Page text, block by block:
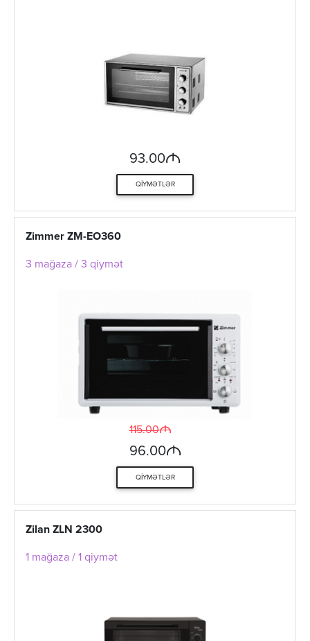
93.00M
QIYMƏTLƏR
Zimmer ZM-EO360
3 mağaza / 3 qiymət
115.00M
96.00M
QIYMƏTLƏR
Zilan ZLN 2300
1 mağaza / 1 qiymət